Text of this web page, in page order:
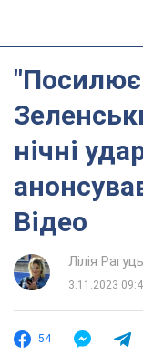
нічні
Відео
Лілія
3.11.2023
54